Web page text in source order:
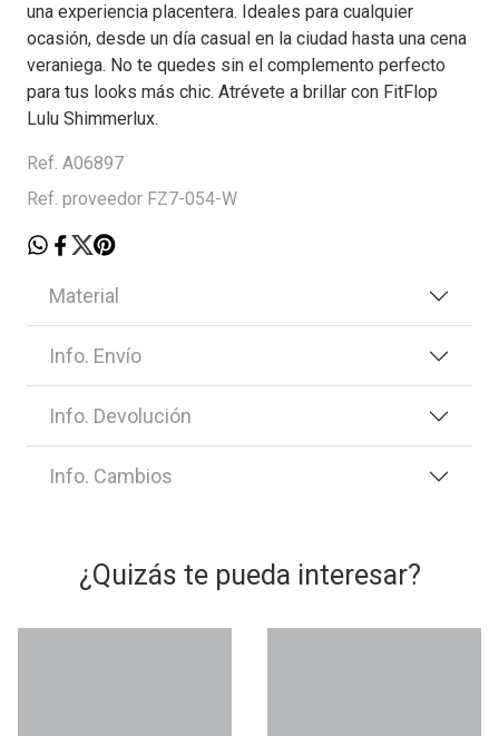
una experiencia placentera. Ideales para cualquier
ocasión, desde un día casual en la ciudad hasta una cena
veraniega. No te quedes sin el complemento perfecto
para tus looks más chic. Atrévete a brillar con FitFlop
Lulu Shimmerlux.
Ref. A06897
Ref. proveedor FZ7-054-W
Material
Info. Envío
Info. Devolución
Info. Cambios
¿Quizás te pueda interesar?